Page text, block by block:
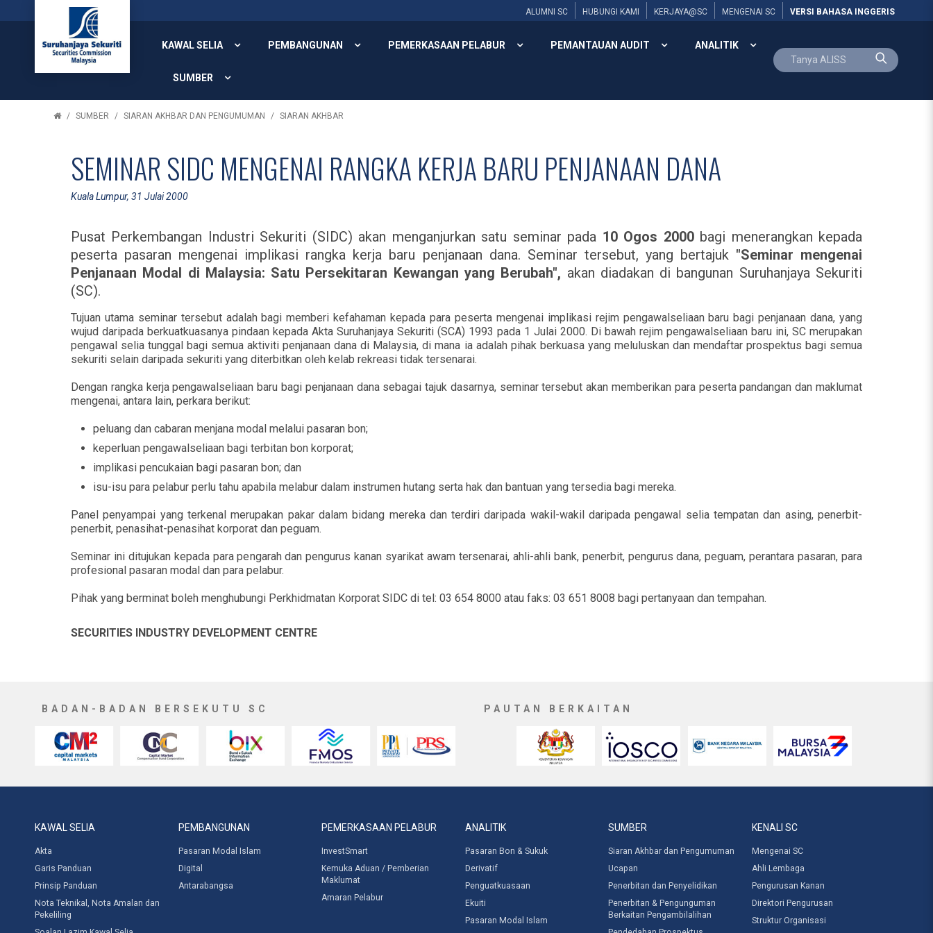
ALUMNI SC HUBUNGI KAMI KERJAYA@SC MENGENAI SC VERSI BAHASA INGGERIS
KAWAL SELIA PEMBANGUNAN PEMERKASAAN PELABUR PEMANTAUAN AUDIT ANALITIK
SUMBER
SUMBER SIARAN AKHBAR DAN PENGUMUMAN SIARAN AKHBAR
SEMINAR SIDC MENGENAI RANGKA KERJA BARU PENJANAAN DANA
Kuala Lumpur, 31 Julai 2000
Pusat Perkembangan Industri Sekuriti (SIDC) akan menganjurkan satu seminar pada 10 Ogos 2000bagi menerangkan kepada
peserta pasaran mengenai implikasi rangka kerja baru penjanaan dana. Seminar tersebut, yang bertajuk "Seminar mengenai
Penjanaan Modal di Malaysia: Satu Persekitaran Kewangan yang Berubah", akan diadakan di bangunan Suruhanjaya Sekuriti
(SC).
Tujuan utama seminar tersebut adalah bagi memberi kefahaman kepada para peserta mengenai implikasi rejim pengawalseliaan baru bagi penjanaan dana, yang
wujud daripada berkuatkuasanya pindaan kepada Akta Suruhanjaya Sekuriti (SCA) 1993 pada 1 Julai 2000. Di bawah rejim pengawalseliaan baru ini, SC merupakan
pengawal selia tunggal bagi semua aktiviti penjanaan dana di Malaysia, di mana ia adalah pihak berkuasa yang meluluskan dan mendaftar prospektus bagi semua
sekuriti selain daripada sekuriti yang diterbitkan oleh kelab rekreasi tidak tersenarai.
Dengan rangka kerja pengawalseliaan baru bagi penjanaan dana sebagai tajuk dasarnya, seminar tersebut akan memberikan para peserta pandangan dan maklumat
mengenai, antara lain, perkara berikut:
peluang dan cabaran menjana modal melalui pasaran bon;
keperluan pengawalseliaan bagi terbitan bon korporat;
implikasi pencukaian bagi pasaran bon; dan
isu-isu para pelabur perlu tahu apabila melabur dalam instrumen hutang serta hak dan bantuan yang tersedia bagi mereka.
Panel penyampai yang terkenal merupakan pakar dalam bidang mereka dan terdiri daripada wakil-wakil daripada pengawal selia tempatan dan asing, penerbit-
penerbit, penasihat-penasihat korporat dan peguam.
Seminar ini ditujukan kepada para pengarah dan pengurus kanan syarikat awam tersenarai, ahli-ahli bank, penerbit, pengurus dana, peguam, perantara pasaran, para
profesional pasaran modal dan para pelabur.
Pihak yang berminat boleh menghubungi Perkhidmatan Korporat SIDC di tel: 03 654 8000 atau faks: 03 651 8008 bagi pertanyaan dan tempahan.
SECURITIES INDUSTRY DEVELOPMENT CENTRE
BADAN-BADAN BERSEKUTU SC PAUTAN BERKAITAN
KAWAL SELIA
Akta
Garis Panduan
Prinsip Panduan
Nota Teknikal, Nota Amalan dan
Pekeliling
PEMBANGUNAN
Pasaran Modal Islam
Digital
Antarabangsa
PEMERKASAAN PELABUR
InvestSmart
Kemuka Aduan / Pemberian
Maklumat
Amaran Pelabur
ANALITIK
Pasaran Bon & Sukuk
Derivatif
Penguatkuasaan
Ekuiti
Pasaran Modal Islam
SUMBER
Siaran Akhbar dan Pengumuman
Ucapan
Penerbitan dan Penyelidikan
Penerbitan & Pengunguman
Berkaitan Pengambilalihan
KENALI SC
Mengenai SC
Ahli Lembaga
Pengurusan Kanan
Direktori Pengurusan
Struktur Organisasi